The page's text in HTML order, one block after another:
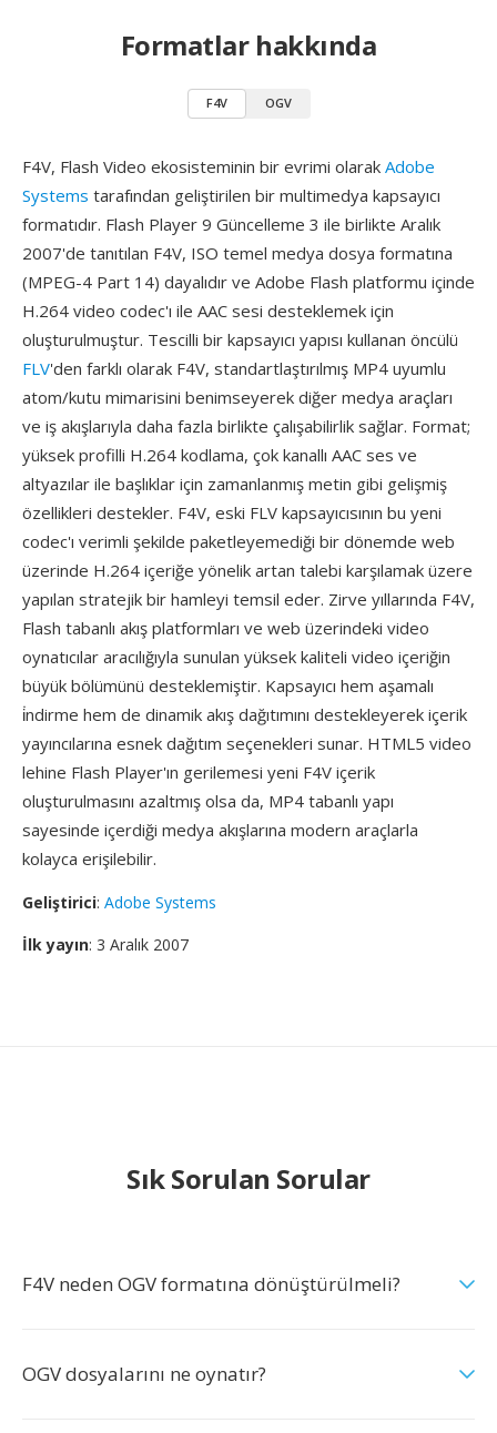
Formatlar hakkında
F4V OGV
F4V, Flash Video ekosisteminin bir evrimi olarak Adobe
Systems tarafından geliştirilen bir multimedya kapsayıcı
formatıdır. Flash Player 9 Güncelleme 3 ile birlikte Aralık
2007'de tanıtılan F4V, ISO temel medya dosya formatına
(MPEG-4 Part 14) dayalıdır ve Adobe Flash platformu içinde
H.264 video codec'ı ile AAC sesi desteklemek için
oluşturulmuştur. Tescilli bir kapsayıcı yapısı kullanan öncülü
FLV'den farklı olarak F4V, standartlaştırılmış MP4 uyumlu
atom/kutu mimarisini benimseyerek diğer medya araçları
ve iş akışlarıyla daha fazla birlikte çalışabilirlik sağlar. Format;
yüksek profilli H.264 kodlama, çok kanallı AAC ses ve
altyazılar ile başlıklar için zamanlanmış metin gibi gelişmiş
özellikleri destekler. F4V, eski FLV kapsayıcısının bu yeni
codec'ı verimli şekilde paketleyemediği bir dönemde web
üzerinde H.264 içeriğe yönelik artan talebi karşılamak üzere
yapılan stratejik bir hamleyi temsil eder. Zirve yıllarında F4V,
Flash tabanlı akış platformları ve web üzerindeki video
oynatıcılar aracılığıyla sunulan yüksek kaliteli video içeriğin
büyük bölümünü desteklemiştir. Kapsayıcı hem aşamalı
i̇ndirme hem de dinamik akış dağıtımını destekleyerek içerik
yayıncılarına esnek dağıtım seçenekleri sunar. HTML5 video
lehine Flash Player'ın gerilemesi yeni F4V içerik
oluşturulmasını azaltmış olsa da, MP4 tabanlı yapı
sayesinde içerdiği medya akışlarına modern araçlarla
kolayca erişilebilir.
Geliştirici: Adobe Systems
İlk yayın: 3 Aralık 2007
Sık Sorulan Sorular
F4V neden OGV formatına dönüştürülmeli?
OGV dosyalarını ne oynatır?